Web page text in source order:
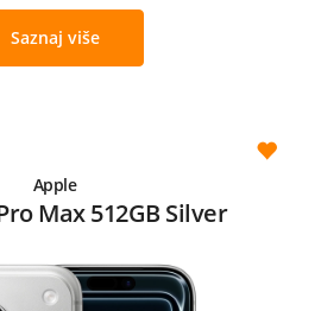
Saznaj više
Apple
Max 512GB Silver